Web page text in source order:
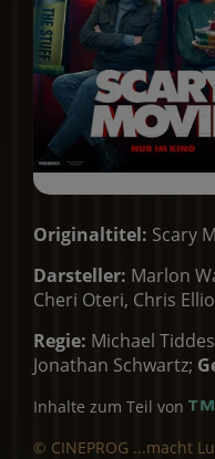
Originaltitel: Scary
Darsteller: Marlon
Cheri Oteri, Chris
Regie: Michael Tiddes
Jonathan Schwartz;
Inhalte zum Teil von
© CINEPROG ...macht